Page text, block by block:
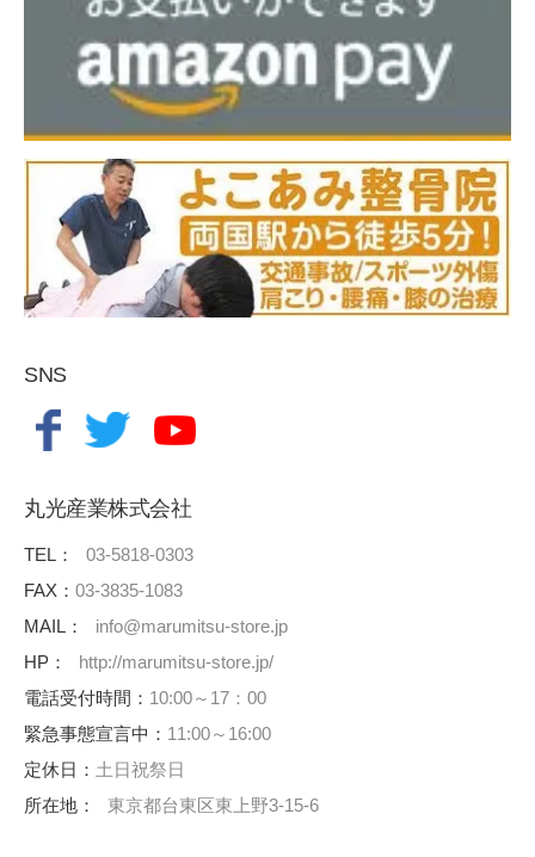
SNS
丸光産業株式会社
TEL：
03-5818-0303
FAX： 03-3835-1083
MAIL：
info@marumitsu-store.jp
HP：
http://marumitsu-store.jp/
電話受付時間： 10:00～17：00
緊急事態宣言中： 11:00～16:00
定休日： 土日祝祭日
所在地：
東京都台東区東上野3-15-6